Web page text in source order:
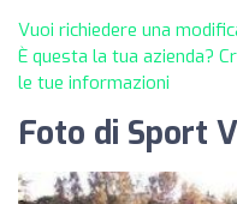
Vuoi richiedere una
È questa la tua azienda?
le tue informazioni
Foto di Sport